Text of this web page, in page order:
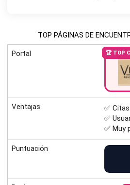
TOP PÁGINAS DE
Portal 🏆 TOP
Ventajas
✅
✅
✅ Muy
Puntuación